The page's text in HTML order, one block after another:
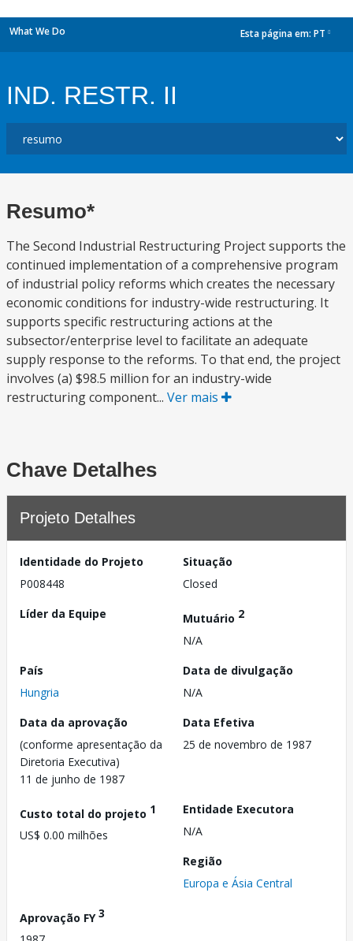
What We Do Esta página em: PT
IND. RESTR. II
Resumo*
The Second Industrial Restructuring Project supports the
continued implementation of a comprehensive program
of industrial policy reforms which creates the necessary
economic conditions for industry-wide restructuring. It
supports specific restructuring actions at the
subsector/enterprise level to facilitate an adequate
supply response to the reforms. To that end, the project
involves (a) $98.5 million for an industry-wide
restructuring component... Ver mais
Chave Detalhes
Projeto Detalhes
Identidade do Projeto
P008448
Situação
Closed
Líder da Equipe
Mutuário 2
N/A
País
Hungria
Data de divulgação
N/A
Data da aprovação
(conforme apresentação da
Diretoria Executiva)
11 de junho de 1987
Data Efetiva
25 de novembro de 1987
Custo total do projeto 1
US$ 0.00 milhões
Entidade Executora
N/A
Região
Europa e Ásia Central
Aprovação FY3